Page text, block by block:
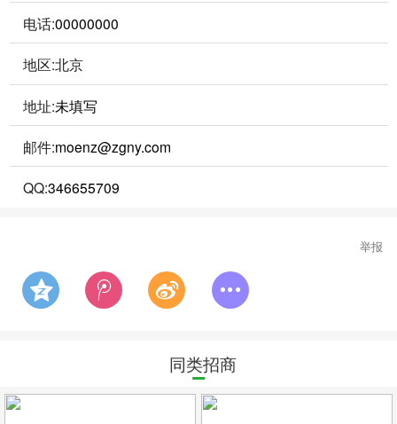
电话:00000000
地区:北京
地址:未填写
邮件:moenz@zgny.com
QQ:346655709
举报
同类招商